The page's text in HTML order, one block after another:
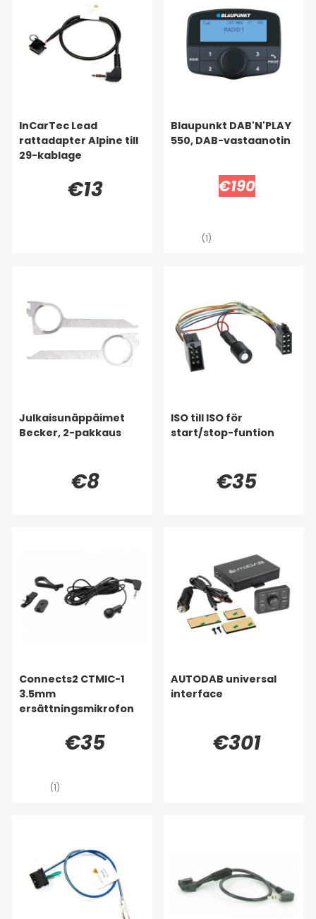
InCarTec Lead
rattadapter Alpine till
29-kablage
€13
Blaupunkt DAB'N'PLAY
550, DAB-vastaanotin
€190
(1)
Julkaisunäppäimet
Becker, 2-pakkaus
€8
ISO till ISO för
start/stop-funtion
€35
Connects2 CTMIC-1
3.5mm
ersättningsmikrofon
€35
(1)
AUTODAB universal
interface
€301